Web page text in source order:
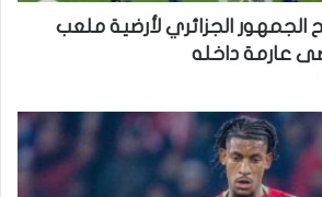
الجمهور الجزائري لأرضية ملعب
عارمة داخله